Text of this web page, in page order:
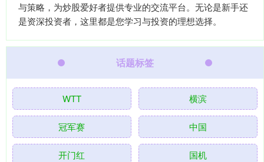
与策略，为炒股爱好者提供专业的交流平台。无论是新手还
是资深投资者，这里都是您学习与投资的理想选择。
话题标签
WTT 横滨
冠军赛 中国
开门红 国机